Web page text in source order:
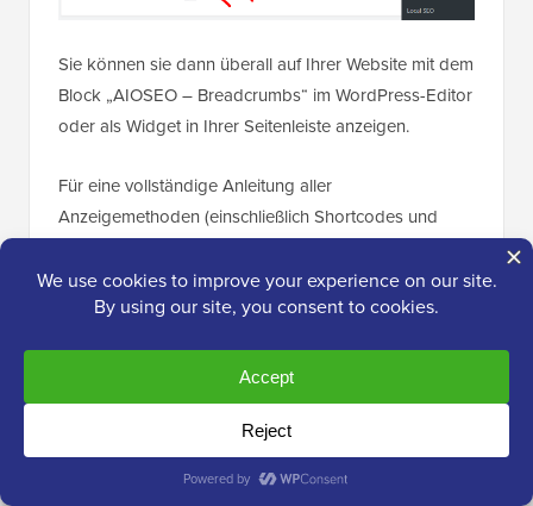
Sie können sie dann überall auf Ihrer Website mit dem
Block „AIOSEO – Breadcrumbs“ im WordPress-Editor
oder als Widget in Ihrer Seitenleiste anzeigen.
Für eine vollständige Anleitung aller
Anzeigemethoden (einschließlich Shortcodes und
ThemaAnzeigen von Breadcrumb-Navigationslinks in
WordPress.
besten WooCommerce-
Themesverwenden, ist die Breadcrumb-Funktionalität
wahrscheinlich integriert.
8. Produktkategorien, Tags und